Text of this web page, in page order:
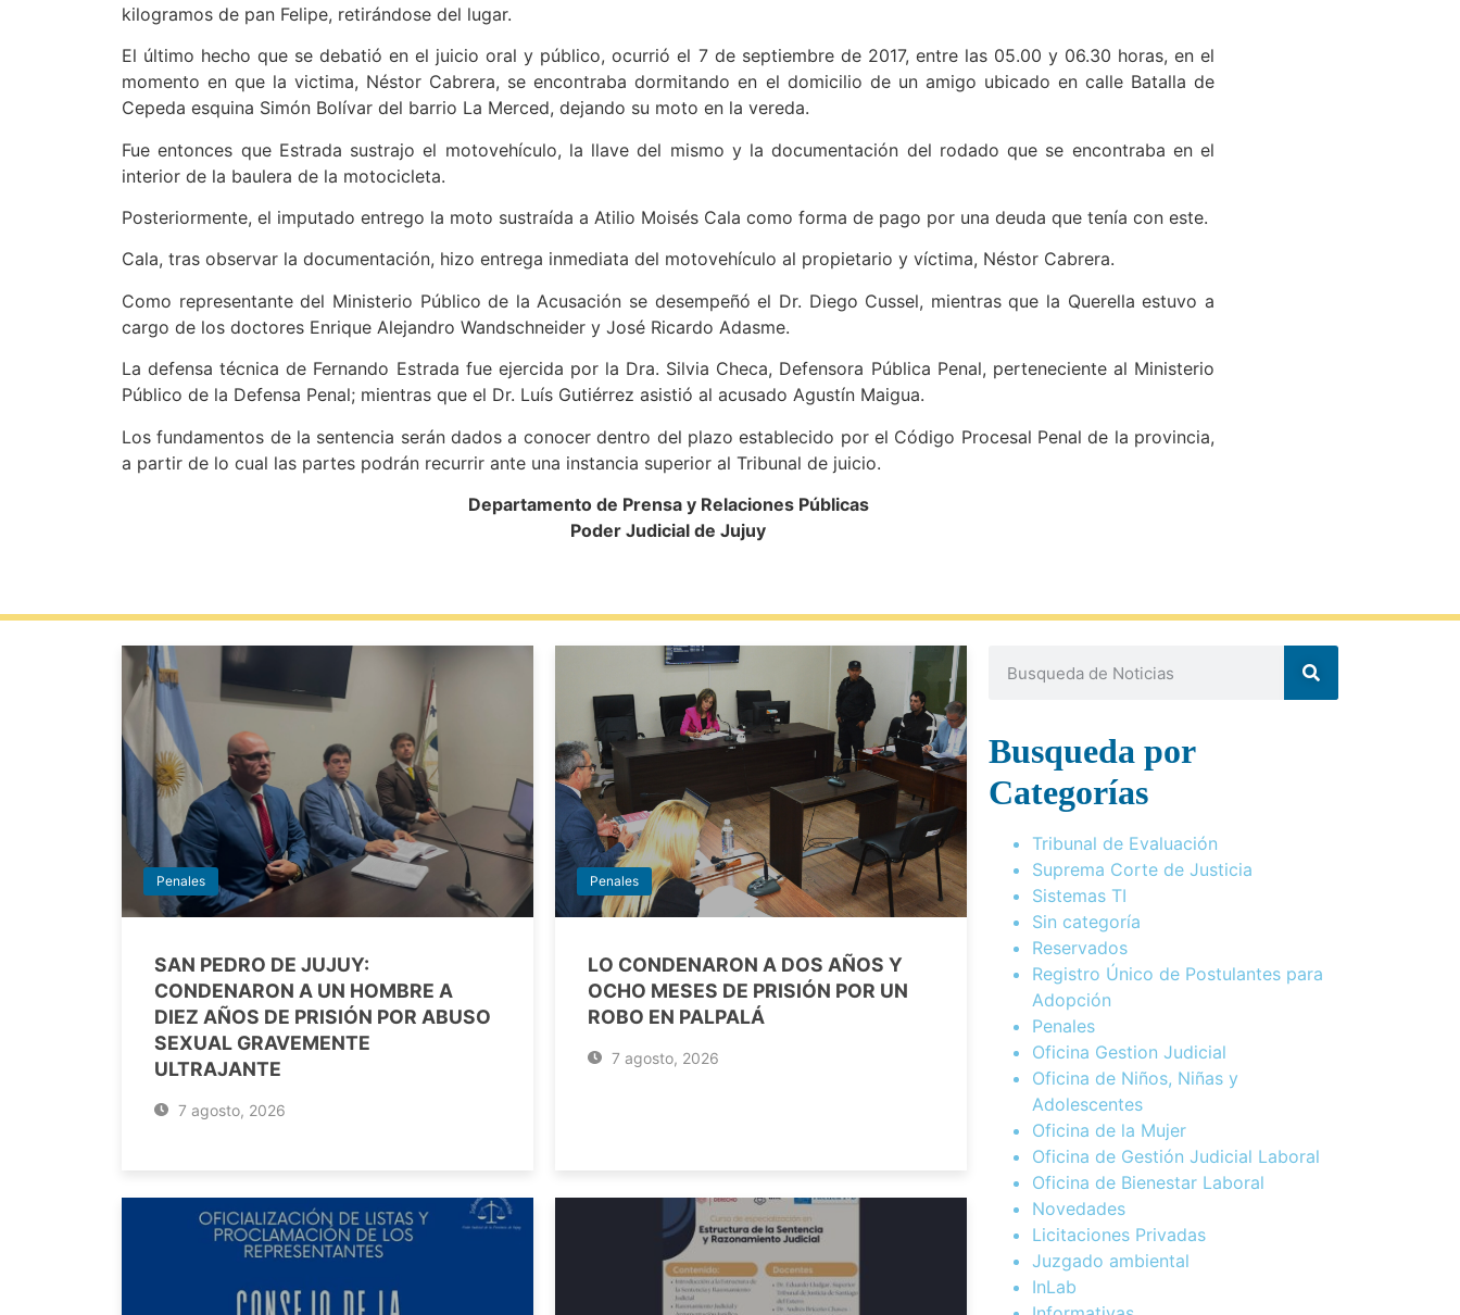
kilogramos de pan Felipe, retirándose del lugar.
El último hecho que se debatió en el juicio oral y público, ocurrió el 7 de septiembre de 2017, entre las 05.00 y 06.30 horas, en el
momento en que la victima, Néstor Cabrera, se encontraba dormitando en el domicilio de un amigo ubicado en calle Batalla de
Cepeda esquina Simón Bolívar del barrio La Merced, dejando su moto en la vereda.
Fue entonces que Estrada sustrajo el motovehículo, la llave del mismo y la documentación del rodado que se encontraba en el
interior de la baulera de la motocicleta.
Posteriormente, el imputado entrego la moto sustraída a Atilio Moisés Cala como forma de pago por una deuda que tenía con este.
Cala, tras observar la documentación, hizo entrega inmediata del motovehículo al propietario y víctima, Néstor Cabrera.
Como representante del Ministerio Público de la Acusación se desempeñó el Dr. Diego Cussel, mientras que la Querella estuvo a
cargo de los doctores Enrique Alejandro Wandschneider y José Ricardo Adasme.
La defensa técnica de Fernando Estrada fue ejercida por la Dra. Silvia Checa, Defensora Pública Penal, perteneciente al Ministerio
Público de la Defensa Penal; mientras que el Dr. Luís Gutiérrez asistió al acusado Agustín Maigua.
Los fundamentos de la sentencia serán dados a conocer dentro del plazo establecido por el Código Procesal Penal de la provincia,
a partir de lo cual las partes podrán recurrir ante una instancia superior al Tribunal de juicio.
Departamento de Prensa y Relaciones Públicas
Poder Judicial de Jujuy
Penales
SAN PEDRO DE JUJUY:
CONDENARON A UN HOMBRE A
DIEZ AÑOS DE PRISIÓN POR ABUSO
SEXUAL GRAVEMENTE
ULTRAJANTE
7 agosto, 2026
Penales
LO CONDENARON A DOS AÑOS Y
OCHO MESES DE PRISIÓN POR UN
ROBO EN PALPALÁ
7 agosto, 2026
Busqueda por
Categorías
Tribunal de Evaluación
Suprema Corte de Justicia
Sistemas TI
Sin categoría
Reservados
Registro Único de Postulantes para
Adopción
Penales
Oficina Gestion Judicial
Oficina de Niños, Niñas y
Adolescentes
Oficina de la Mujer
Oficina de Gestión Judicial Laboral
Oficina de Bienestar Laboral
Novedades
Licitaciones Privadas
Juzgado ambiental
InLab